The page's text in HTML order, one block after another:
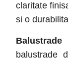
claritate
si o
balustrade